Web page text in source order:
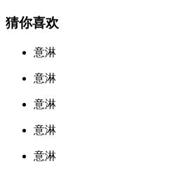
猜你喜欢
意淋
意淋
意淋
意淋
意淋